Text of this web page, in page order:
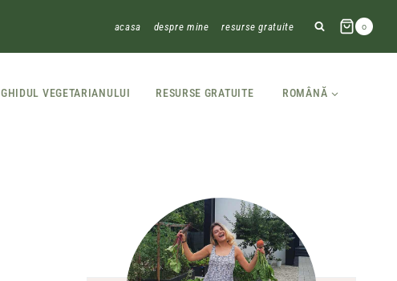
acasa despre mine resurse gratuite 0
GHIDUL VEGETARIANULUI RESURSE GRATUITE ROMÂNĂ